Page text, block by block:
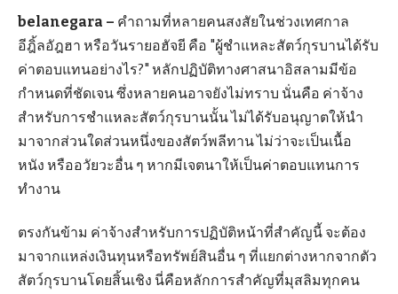
belanegara – คำถามที่หลายคนสงสัยในช่วงเทศกาล
อีฎิ้ลอัฎฮา หรือวันรายอฮัจยี คือ "ผู้ชำแหละสัตว์กุรบานได้รับ
ค่าตอบแทนอย่างไร?" หลักปฏิบัติทางศาสนาอิสลามมีข้อ
กำหนดที่ชัดเจน ซึ่งหลายคนอาจยังไม่ทราบ นั่นคือ ค่าจ้าง
สำหรับการชำแหละสัตว์กุรบานนั้น ไม่ได้รับอนุญาตให้นำ
มาจากส่วนใดส่วนหนึ่งของสัตว์พลีทาน ไม่ว่าจะเป็นเนื้อ
หนัง หรืออวัยวะอื่น ๆ หากมีเจตนาให้เป็นค่าตอบแทนการ
ทำงาน
ตรงกันข้าม ค่าจ้างสำหรับการปฏิบัติหน้าที่สำคัญนี้ จะต้อง
มาจากแหล่งเงินทุนหรือทรัพย์สินอื่น ๆ ที่แยกต่างหากจากตัว
สัตว์กุรบานโดยสิ้นเชิง นี่คือหลักการสำคัญที่มุสลิมทุกคน